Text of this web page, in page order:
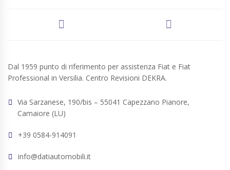
Dal 1959 punto di riferimento per assistenza Fiat e Fiat
Professional in Versilia. Centro Revisioni DEKRA.
Via Sarzanese, 190/bis – 55041 Capezzano Pianore,
Camaiore (LU)
+39 0584-914091
info@datiautomobili.it